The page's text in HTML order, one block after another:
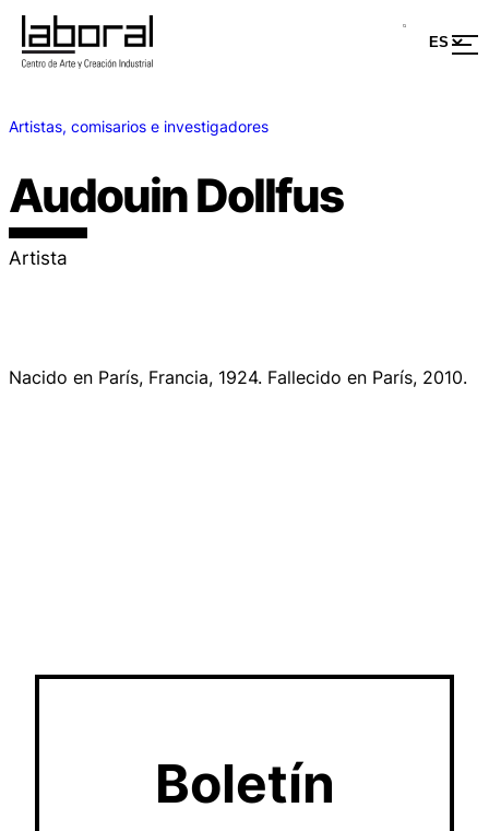
Artistas, comisarios e investigadores
Audouin Dollfus
Artista
Nacido en París, Francia, 1924. Fallecido en París, 2010.
Boletín